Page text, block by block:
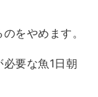
をやめます。
要な魚1日朝